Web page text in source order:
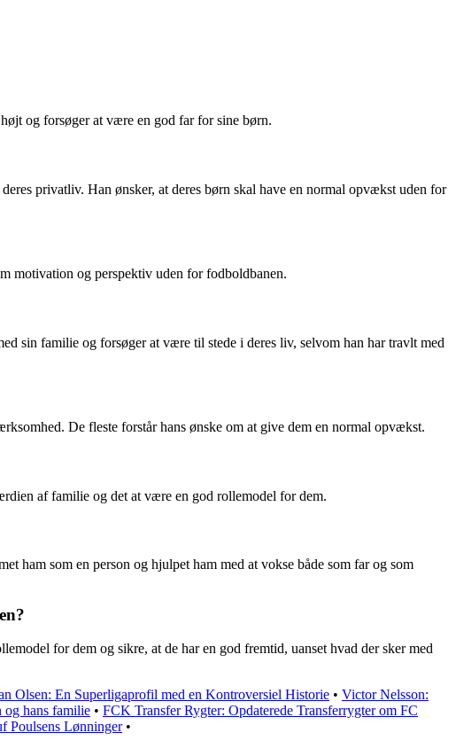
og forsøger at være en god far for sine børn.
privatliv. Han ønsker, at deres børn skal have en normal opvækst uden for
motivation og perspektiv uden for fodboldbanen.
sin familie og forsøger at være til stede i deres liv, selvom han har travlt med
De fleste forstår hans ønske om at give dem en normal opvækst.
af familie og det at være en god rollemodel for dem.
ham som en person og hjulpet ham med at vokse både som far og som
for dem og sikre, at de har en god fremtid, uanset hvad der sker med
Olsen: En Superligaprofil med en Kontroversiel Historie • Victor Nelsson:
og hans familie • FCK Transfer Rygter: Opdaterede Transferrygter om FC
Poulsens Lønninger•